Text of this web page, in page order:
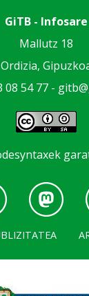
GiTB - Infosare
Mallutz 18
Ordizia,
08 54 77 -